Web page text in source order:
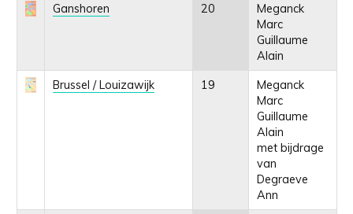
Ganshoren 20
Meganck
Marc
Guillaume
Alain
Brussel / Louizawijk 19
Meganck
Marc
Guillaume
Alain
met bijdrage
van
Degraeve
Ann